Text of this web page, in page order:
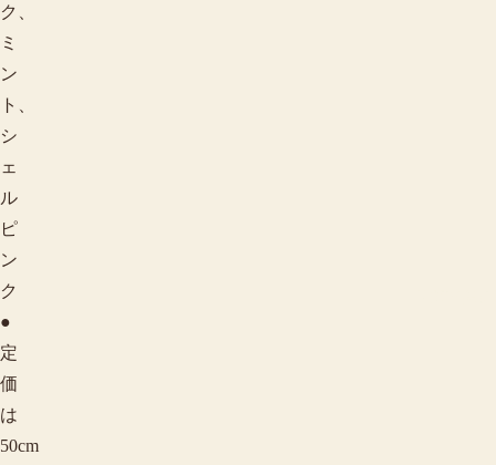
ク、
ミ
ン
ト、
シ
ェ
ル
ピ
ン
ク
●
定
価
は
50cm